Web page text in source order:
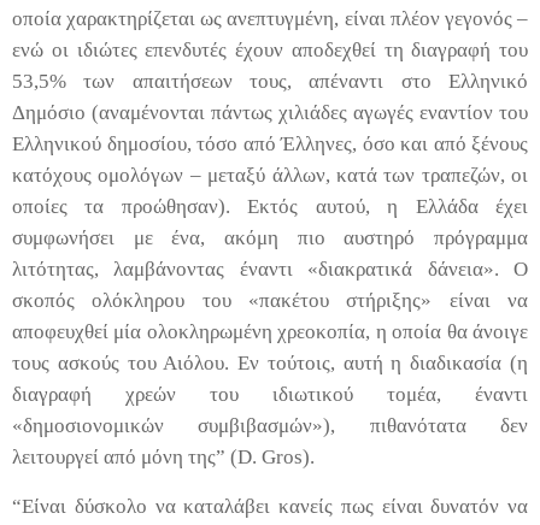
οποία χαρακτηρίζεται ως ανεπτυγμένη, είναι πλέον γεγονός –
ενώ οι ιδιώτες επενδυτές έχουν αποδεχθεί τη διαγραφή του
53,5% των απαιτήσεων τους, απέναντι στο Ελληνικό
Δημόσιο (αναμένονται πάντως χιλιάδες αγωγές εναντίον του
Ελληνικού δημοσίου, τόσο από Έλληνες, όσο και από ξένους
κατόχους ομολόγων – μεταξύ άλλων, κατά των τραπεζών, οι
οποίες τα προώθησαν). Εκτός αυτού, η Ελλάδα έχει
συμφωνήσει με ένα, ακόμη πιο αυστηρό πρόγραμμα
λιτότητας, λαμβάνοντας έναντι «διακρατικά δάνεια». Ο
σκοπός ολόκληρου του «πακέτου στήριξης» είναι να
αποφευχθεί μία ολοκληρωμένη χρεοκοπία, η οποία θα άνοιγε
τους ασκούς του Αιόλου. Εν τούτοις, αυτή η διαδικασία (η
διαγραφή χρεών του ιδιωτικού τομέα, έναντι
«δημοσιονομικών συμβιβασμών»), πιθανότατα δεν
λειτουργεί από μόνη της” (D. Gros).
“Είναι δύσκολο να καταλάβει κανείς πως είναι δυνατόν να